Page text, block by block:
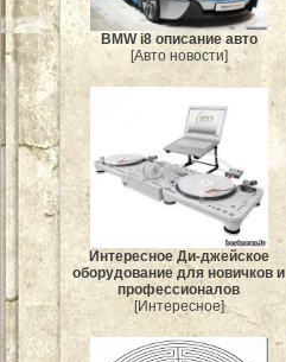
BMW i8 описание авто
[Авто новости]
Интересное Ди-джейское
оборудование для новичков и
профессионалов
[Интересное]